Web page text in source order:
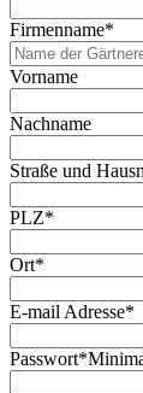
Firmenname*
Vorname
Nachname
Straße und
PLZ*
Ort*
E-mail Adresse*
Passwort*